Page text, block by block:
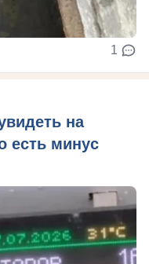
1
на
есть минус